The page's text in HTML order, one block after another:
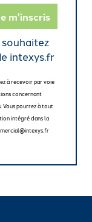
intexys.fr
à recevoir par voie
concernant
Vous pourrez à tout
intégré dans la